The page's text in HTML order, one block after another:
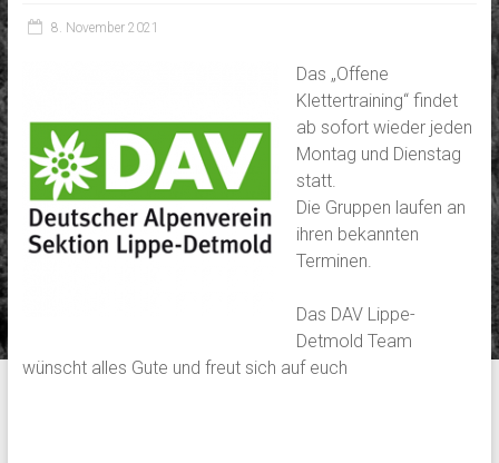
8. November 2021
Das „Offene
Klettertraining“ findet
ab sofort wieder jeden
Montag und Dienstag
statt.
Die Gruppen laufen an
ihren bekannten
Terminen.
Das DAV Lippe-
Detmold Team
wünscht alles Gute und freut sich auf euch